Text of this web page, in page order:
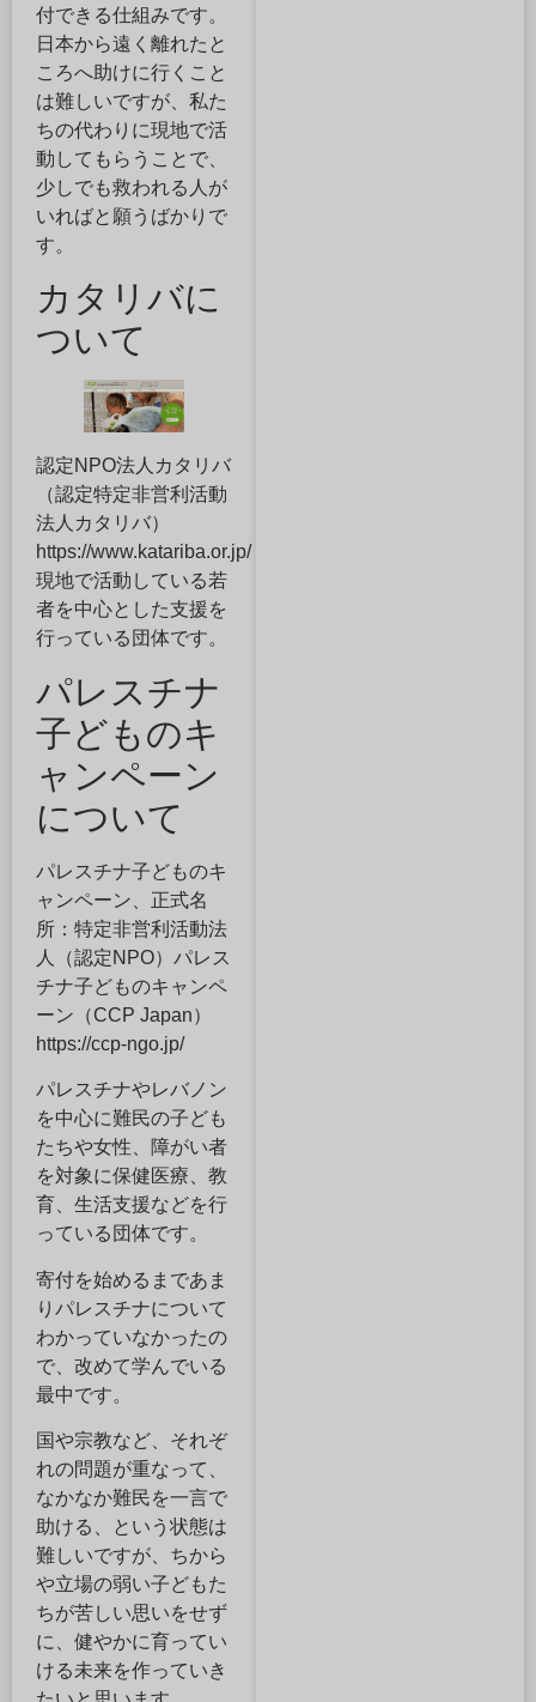
付できる仕組みです。
日本から遠く離れたと
ころへ助けに行くこと
は難しいですが、私た
ちの代わりに現地で活
動してもらうことで、
少しでも救われる人が
いればと願うばかりで
す。
カタリバに
ついて
認定NPO法人カタリバ
（認定特定非営利活動
法人カタリバ）
https://www.katariba.or.jp/
現地で活動している若
者を中心とした支援を
行っている団体です。
パレスチナ
子どものキ
ャンペーン
について
パレスチナ子どものキ
ャンペーン、正式名
所：特定非営利活動法
人（認定NPO）パレス
チナ子どものキャンペ
ーン（CCP Japan）
https://ccp-ngo.jp/
パレスチナやレバノン
を中心に難民の子ども
たちや女性、障がい者
を対象に保健医療、教
育、生活支援などを行
っている団体です。
寄付を始めるまであま
りパレスチナについて
わかっていなかったの
で、改めて学んでいる
最中です。
国や宗教など、それぞ
れの問題が重なって、
なかなか難民を一言で
助ける、という状態は
難しいですが、ちから
や立場の弱い子どもた
ちが苦しい思いをせず
に、健やかに育ってい
ける未来を作っていき